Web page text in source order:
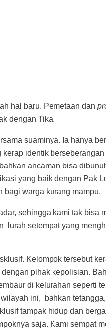
hal baru. Pemetaan dan
dengan Tika.
suaminya. Ia hanya
identik
ancaman bisa
yang baik dengan Pak
bagi warga kurang mampu.
sehingga kami tak bisa
setempat yang
Kelompok tersebut
pihak kepolisian.
di kelurahan seperti
ini, bahkan
tampak hidup dan
saja. Kami sempat